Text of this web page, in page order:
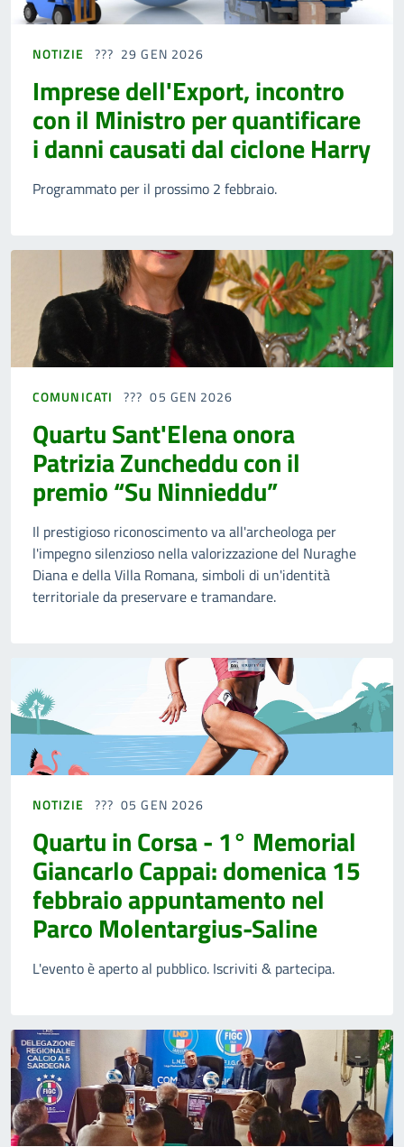
NOTIZIE 29 GEN 2026
Imprese dell'Export, incontro
con il Ministro per quantificare
i danni causati dal ciclone Harry
Programmato per il prossimo 2 febbraio.
COMUNICATI 05 GEN 2026
Quartu Sant'Elena onora
Patrizia Zuncheddu con il
premio “Su Ninnieddu”
Il prestigioso riconoscimento va all'archeologa per
l'impegno silenzioso nella valorizzazione del Nuraghe
Diana e della Villa Romana, simboli di un'identità
territoriale da preservare e tramandare.
NOTIZIE 05 GEN 2026
Quartu in Corsa - 1° Memorial
Giancarlo Cappai: domenica 15
febbraio appuntamento nel
Parco Molentargius-Saline
L'evento è aperto al pubblico. Iscriviti & partecipa.